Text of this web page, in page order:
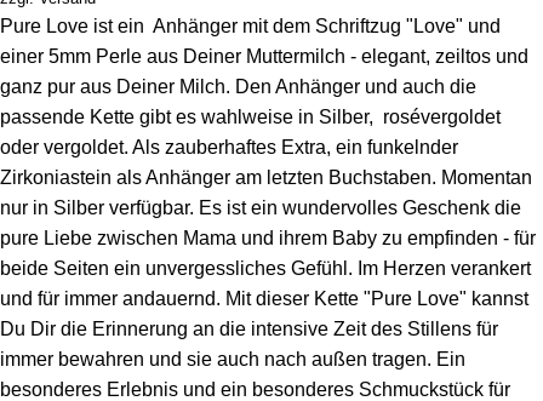
Pure Love ist ein Anhänger mit dem Schriftzug "Love" und
einer 5mm Perle aus Deiner Muttermilch - elegant, zeiltos und
ganz pur aus Deiner Milch. Den Anhänger und auch die
passende Kette gibt es wahlweise in Silber, rosévergoldet
oder vergoldet. Als zauberhaftes Extra, ein funkelnder
Zirkoniastein als Anhänger am letzten Buchstaben. Momentan
nur in Silber verfügbar. Es ist ein wundervolles Geschenk die
pure Liebe zwischen Mama und ihrem Baby zu empfinden - für
beide Seiten ein unvergessliches Gefühl. Im Herzen verankert
und für immer andauernd. Mit dieser Kette "Pure Love" kannst
Du Dir die Erinnerung an die intensive Zeit des Stillens für
immer bewahren und sie auch nach außen tragen. Ein
besonderes Erlebnis und ein besonderes Schmuckstück für